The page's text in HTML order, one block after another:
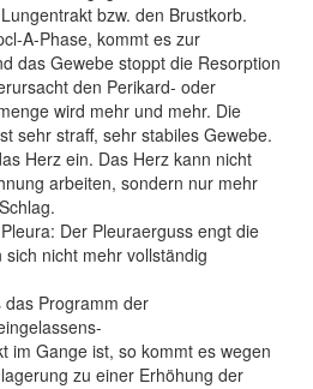
bzw. den Brustkorb.
A-Phase, kommt es zur
das Gewebe stoppt die Resorption
den Perikard- oder
wird mehr und mehr. Die
sehr straff, sehr stabiles Gewebe.
Herz ein. Das Herz kann nicht
arbeiten, sondern nur mehr
Der Pleuraerguss engt die
nicht mehr vollständig
Programm der
im Gange ist, so kommt es wegen
zu einer Erhöhung der